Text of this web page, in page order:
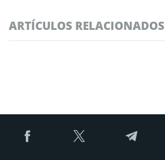
ARTÍCULOS RELACIONADOS